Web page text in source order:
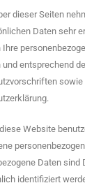
dieser Seiten
Daten sehr
Ihre
und entsprechend
sowie
Website
Daten sind
identifiziert